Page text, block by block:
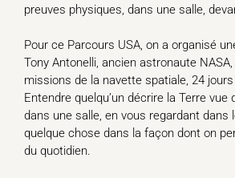
preuves physiques, dans une salle,
Pour ce Parcours USA, on a organisé
Tony Antonelli, ancien astronaute
missions de la navette spatiale, 24
Entendre quelqu’un décrire la Terre vue
dans une salle, en vous regardant dans
quelque chose dans la façon dont on
du quotidien.